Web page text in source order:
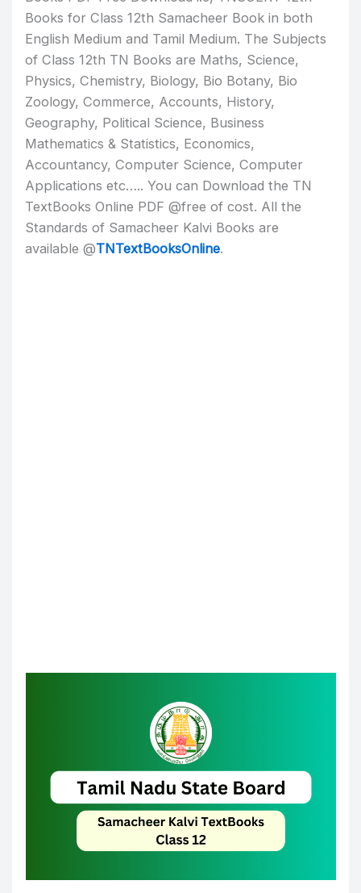
Books for Class 12th Samacheer Book in both
English Medium and Tamil Medium. The Subjects
of Class 12th TN Books are Maths, Science,
Physics, Chemistry, Biology, Bio Botany, Bio
Zoology, Commerce, Accounts, History,
Geography, Political Science, Business
Mathematics & Statistics, Economics,
Accountancy, Computer Science, Computer
Applications etc….. You can Download the TN
TextBooks Online PDF @free of cost. All the
Standards of Samacheer Kalvi Books are
available @TNTextBooksOnline.